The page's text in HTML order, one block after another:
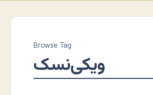
Browse Tag
ویکی‌نسک